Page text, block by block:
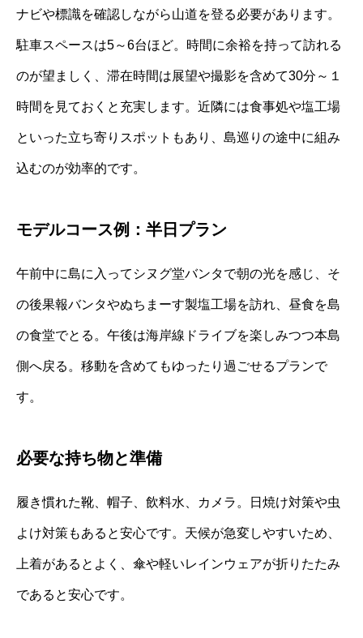
ナビや標識を確認しながら山道を登る必要があります。
駐車スペースは5～6台ほど。時間に余裕を持って訪れる
のが望ましく、滞在時間は展望や撮影を含めて30分～１
時間を見ておくと充実します。近隣には食事処や塩工場
といった立ち寄りスポットもあり、島巡りの途中に組み
込むのが効率的です。
モデルコース例：半日プラン
午前中に島に入ってシヌグ堂バンタで朝の光を感じ、そ
の後果報バンタやぬちまーす製塩工場を訪れ、昼食を島
の食堂でとる。午後は海岸線ドライブを楽しみつつ本島
側へ戻る。移動を含めてもゆったり過ごせるプランで
す。
必要な持ち物と準備
履き慣れた靴、帽子、飲料水、カメラ。日焼け対策や虫
よけ対策もあると安心です。天候が急変しやすいため、
上着があるとよく、傘や軽いレインウェアが折りたたみ
であると安心です。